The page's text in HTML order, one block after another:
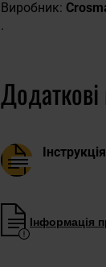
Виробник:
.
Інформація